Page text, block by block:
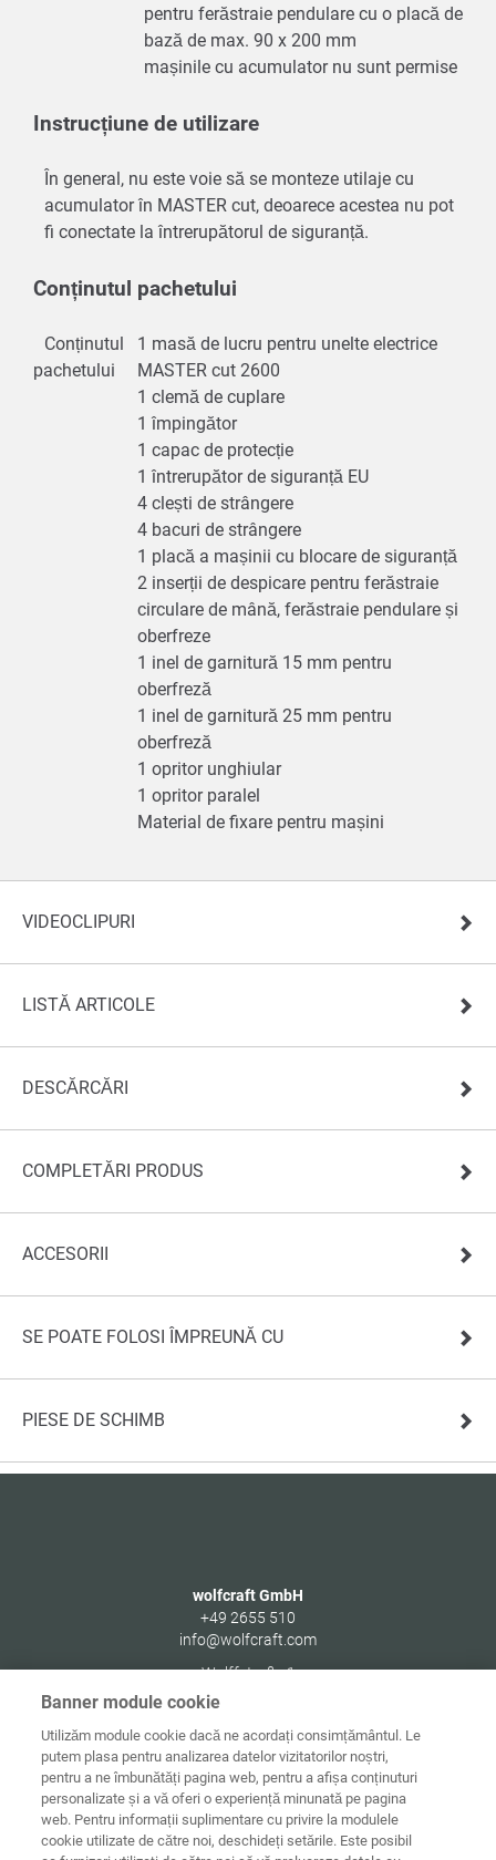
pentru ferăstraie pendulare cu o placă de
bază de max. 90 x 200 mm
mașinile cu acumulator nu sunt permise
Instrucțiune de utilizare
În general, nu este voie să se monteze utilaje cu
acumulator în MASTER cut, deoarece acestea nu pot
fi conectate la întrerupătorul de siguranță.
Conținutul pachetului
Conținutul
pachetului
1 masă de lucru pentru unelte electrice
MASTER cut 2600
1 clemă de cuplare
1 împingător
1 capac de protecție
1 întrerupător de siguranță EU
4 clești de strângere
4 bacuri de strângere
1 placă a mașinii cu blocare de siguranță
2 inserții de despicare pentru ferăstraie
circulare de mână, ferăstraie pendulare și
oberfreze
1 inel de garnitură 15 mm pentru
oberfreză
1 inel de garnitură 25 mm pentru
oberfreză
1 opritor unghiular
1 opritor paralel
Material de fixare pentru mașini
VIDEOCLIPURI
LISTĂ ARTICOLE
DESCĂRCĂRI
COMPLETĂRI PRODUS
ACCESORII
SE POATE FOLOSI ÎMPREUNĂ CU
PIESE DE SCHIMB
wolfcraft GmbH
+49 2655 510
info@wolfcraft.com
Wolffstraße 1
56746
Acasă
Date de
contact
Informaţii
juridice
Protecţia
datelor
Banner module cookie
Utilizăm module cookie dacă ne acordați consimțământul. Le
putem plasa pentru analizarea datelor vizitatorilor noștri,
pentru a ne îmbunătăți pagina web, pentru a afișa conținuturi
personalizate și a vă oferi o experiență minunată pe pagina
web. Pentru informații suplimentare cu privire la modulele
cookie utilizate de către noi, deschideți setările. Este posibil